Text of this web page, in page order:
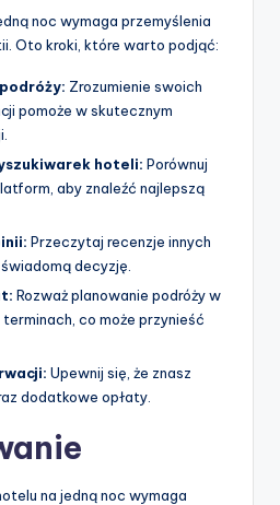
noc wymaga przemyślenia
Oto kroki, które warto podjąć:
Zrozumienie swoich
pomoże w skutecznym
hoteli: Porównuj
aby znaleźć najlepszą
Przeczytaj recenzje innych
decyzję.
Rozważ planowanie podróży w
co może przynieść
Upewnij się, że znasz
dodatkowe opłaty.
na jedną noc wymaga